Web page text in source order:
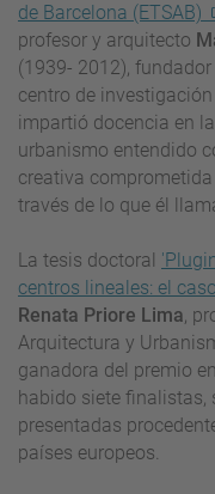
de Barcelona (ETSAB)
profesor y arquitecto
(1939- 2012),
centro de
impartió docencia en
urbanismo entendido
creativa
través de lo que él
La tesis doctoral
centros lineales: el
Renata Priore Lima ,
Arquitectura y
ganadora del premio
habido siete finalistas,
presentadas
países europeos.